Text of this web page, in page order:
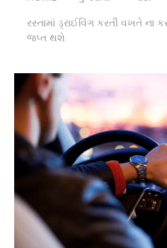
રસ્તામાં ડ્રાઈવિંગ કરતી વખતે
જપ્ત થશે